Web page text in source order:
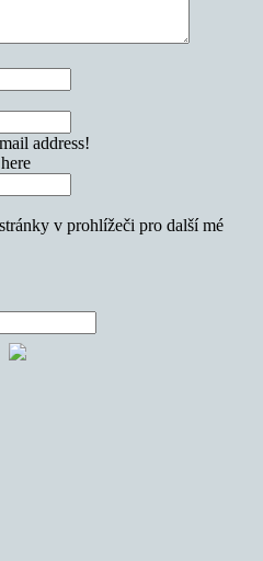
address!
v prohlížeči pro další mé